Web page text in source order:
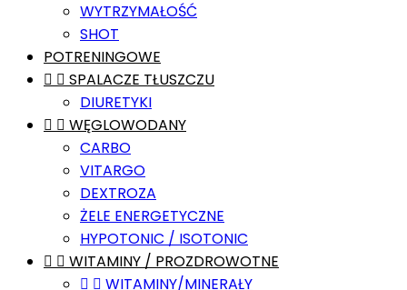
WYTRZYMAŁOŚĆ
SHOT
POTRENINGOWE
  SPALACZE TŁUSZCZU
DIURETYKI
  WĘGLOWODANY
CARBO
VITARGO
DEXTROZA
ŻELE ENERGETYCZNE
HYPOTONIC / ISOTONIC
  WITAMINY / PROZDROWOTNE
  WITAMINY/MINERAŁY